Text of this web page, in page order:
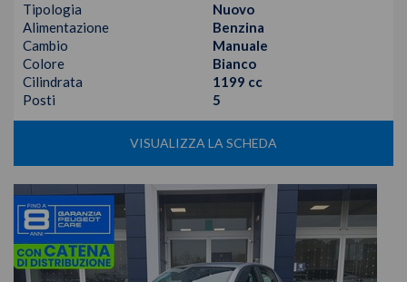
Tipologia
Nuovo
Alimentazione
Benzina
Cambio
Manuale
Colore
Bianco
Cilindrata
1199 cc
Posti
5
VISUALIZZA LA SCHEDA